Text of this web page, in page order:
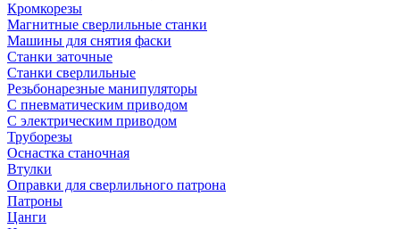
Кромкорезы
Магнитные сверлильные станки
Машины для снятия фаски
Станки заточные
Станки сверлильные
Резьбонарезные манипуляторы
С пневматическим приводом
С электрическим приводом
Труборезы
Оснастка станочная
Втулки
Оправки для сверлильного патрона
Патроны
Цанги